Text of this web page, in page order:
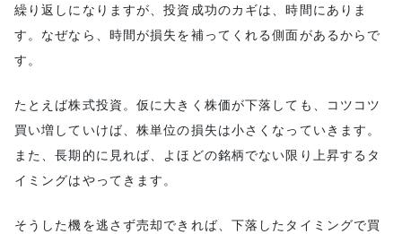
繰り返しになりますが、投資成功のカギは、時間にありま
す。なぜなら、時間が損失を補ってくれる側面があるからで
す。
たとえば株式投資。仮に大きく株価が下落しても、コツコツ
買い増していけば、株単位の損失は小さくなっていきます。
また、長期的に見れば、よほどの銘柄でない限り上昇するタ
イミングはやってきます。
そうした機を逃さず売却できれば、下落したタイミングで買